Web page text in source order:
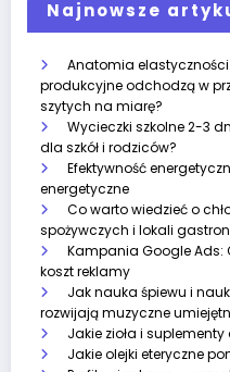
Najnowsze
Anatomia
produkcyjne odchodzą w
szytych na miarę?
Wycieczki szkolne 2-3
dla szkół i rodziców?
Efektywność
energetyczne
Co warto wiedzieć o
spożywczych i lokali
Kampania Google Ads:
koszt reklamy
Jak nauka śpiewu i
rozwijają muzyczne
Jakie zioła i
Jakie olejki eteryczne